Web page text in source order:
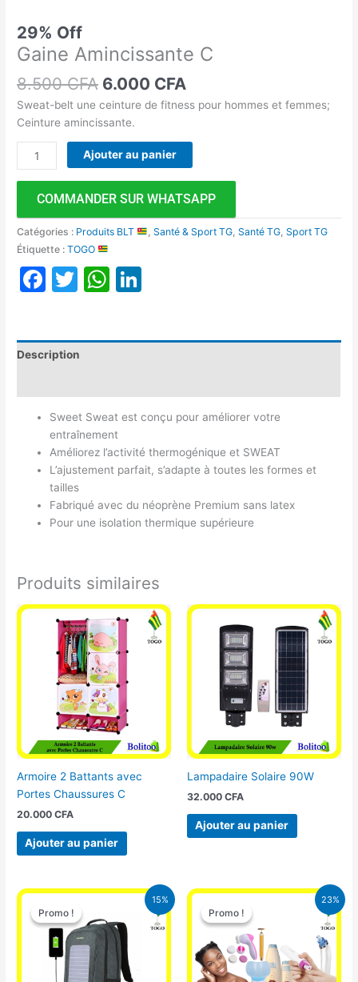
29% Off
Gaine Amincissante C
8.500CFA 6.000 CFA
Sweat-belt une ceinture de fitness pour hommes et femmes;
Ceinture amincissante.
Ajouter au panier
COMMANDER SUR WHATSAPP
Catégories : Produits BLT ,Santé & Sport TG,Santé TG,Sport TG
Étiquette :TOGO
Facebook
TwitterWhatsApp
Description
Sweet Sweat est conçu pour améliorer votre
entraînement
Améliorez l’activité thermogénique et SWEAT
L’ajustement parfait, s’adapte à toutes les formes et
tailles
Fabriqué avec du néoprène Premium sans latex
Pour une isolation thermique supérieure
Produits similaires
Armoire 2 Battants avec
Portes Chaussures C
20.000CFA
Ajouter au panier
Lampadaire Solaire 90W
32.000 CFA
Ajouter au panier
15%
Promo !
Promo !
Le
prix
initial
était :
29.500 CFA.
Le
prix
actuel
23%
Promo !
Promo !
Le
prix
initial
était :
65.000 CFA.
Le
prix
actuel
est :
49.900